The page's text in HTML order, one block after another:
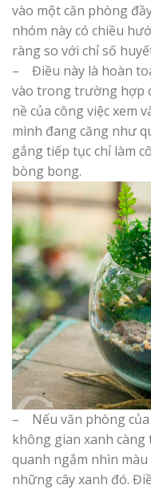
vào một căn phòng
nhóm này có chiều
ràng so với chỉ số
– Điều này là hoàn
vào trong trường hợp
nề của công việc xem
mình đang căng như
gắng tiếp tục chỉ làm
bòng bong.
– Nếu văn phòng của
không gian xanh càng
quanh ngắm nhìn màu
những cây xanh đó.